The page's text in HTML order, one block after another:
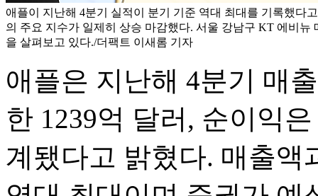
애플이 지난해 4분기 실적이 분기 기준 역대 최대를 기록했다
의 주요 지수가 일제히 상승 마감했다. 서울 강남구 KT 에비뉴
을 살펴보고 있다./더팩트 이새롬 기자
애플은 지난해 4분기 매
한 1239억 달러, 순이익
계됐다고 밝혔다. 매출액